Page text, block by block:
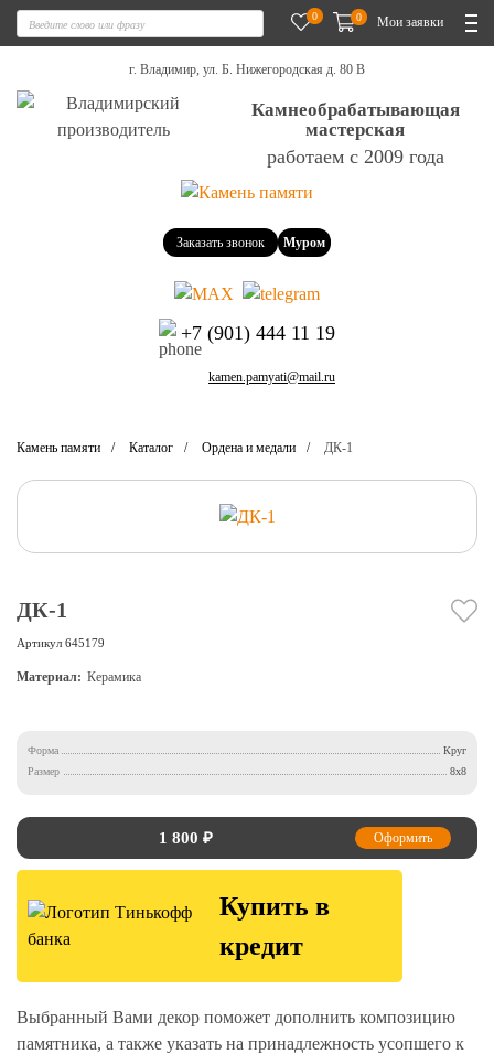
г. Владимир, ул. Б. Нижегородская д. 80 В
Камнеобрабатывающая
мастерская
работаем с 2009 года
Заказать звонок Муром
+7 (901) 444 11 19
kamen.pamyati@mail.ru
0 0 Мои заявки
Камень памяти Каталог Ордена и медали ДК-1
ДК-1
Артикул 645179
Материал: Керамика
Форма
Круг
Размер
8х8
1 800 ₽ Оформить
Купить в
кредит
Выбранный Вами декор поможет дополнить композицию
памятника, а также указать на принадлежность усопшего к